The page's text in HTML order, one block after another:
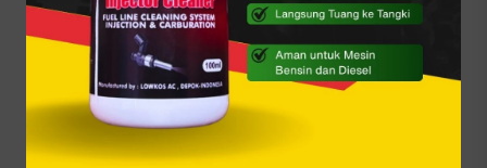
lengkap.
Menuju Loket Mutasi Dalam Kota untuk
rekomendasi dan bayar PNBP.
Pengecekan di loket progresif.
Menuju Loket BPKB untuk bayar PNBP BPKB